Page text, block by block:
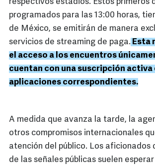
respectivos estadios. Estos primeros
programados para las 13:00 horas,
de México, se emitirán de manera
servicios de streaming de paga. Esta
el acceso a los encuentros
cuentan con una suscripción activa
aplicaciones correspondientes.
A medida que avanza la tarde, la
otros compromisos internacionales
atención del público. Los aficionados
de las señales públicas suelen